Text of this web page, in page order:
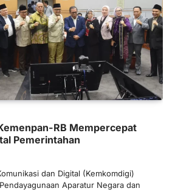
RB Mempercepat
Pemerintahan
dan Digital (Kemkomdigi)
Aparatur Negara dan